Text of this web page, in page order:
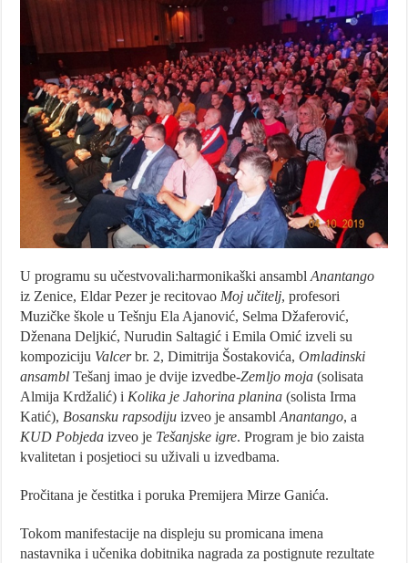
U programu su učestvovali:harmonikaški ansamblAnantango
iz Zenice, Eldar Pezer je recitovao Moj učitelj, profesori
Muzičke škole u Tešnju Ela Ajanović, Selma Džaferović,
Dženana Deljkić, Nurudin Saltagić i Emila Omić izveli su
kompoziciju Valcerbr. 2, Dimitrija Šostakovića,Omladinski
ansambl Tešanj imao je dvije izvedbe-Zemljo moja (solisata
Almija Krdžalić) i Kolika je Jahorina planina (solista Irma
Katić), Bosansku rapsodijuizveo je ansamblAnantango, a
KUD Pobjeda izveo je Tešanjske igre. Program je bio zaista
kvalitetan i posjetioci su uživali u izvedbama.
Pročitana je čestitka i poruka Premijera Mirze Ganića.
Tokom manifestacije na displeju su promicana imena
nastavnika i učenika dobitnika nagrada za postignute rezultate